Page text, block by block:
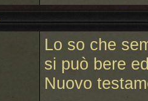
Lo so che
si può bere
Nuovo